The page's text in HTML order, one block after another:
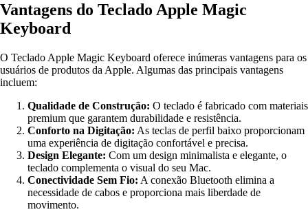
Vantagens do Teclado Apple Magic
Keyboard
O Teclado Apple Magic Keyboard oferece inúmeras vantagens para os
usuários de produtos da Apple. Algumas das principais vantagens
incluem:
Qualidade de Construção: O teclado é fabricado com materiais
premium que garantem durabilidade e resistência.
Conforto na Digitação: As teclas de perfil baixo proporcionam
uma experiência de digitação confortável e precisa.
Design Elegante: Com um design minimalista e elegante, o
teclado complementa o visual do seu Mac.
Conectividade Sem Fio: A conexão Bluetooth elimina a
necessidade de cabos e proporciona mais liberdade de
movimento.